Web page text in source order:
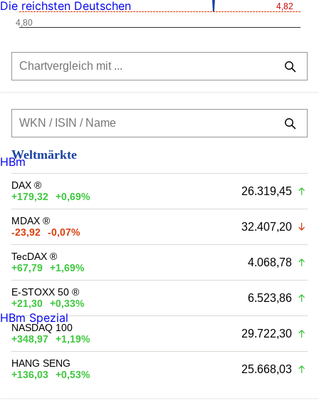
4,82
4,80
Weltmärkte
DAX ®
+179,32
+0,69% 26.319,45
MDAX ®
-23,92
-0,07% 32.407,20
TecDAX ®
+67,79
+1,69% 4.068,78
E-STOXX 50 ®
+21,30
+0,33% 6.523,86
NASDAQ 100
+348,97
+1,19% 29.722,30
HANG SENG
+136,03
+0,53% 25.668,03
Die reichsten Deutschen
HBm
HBm Spezial